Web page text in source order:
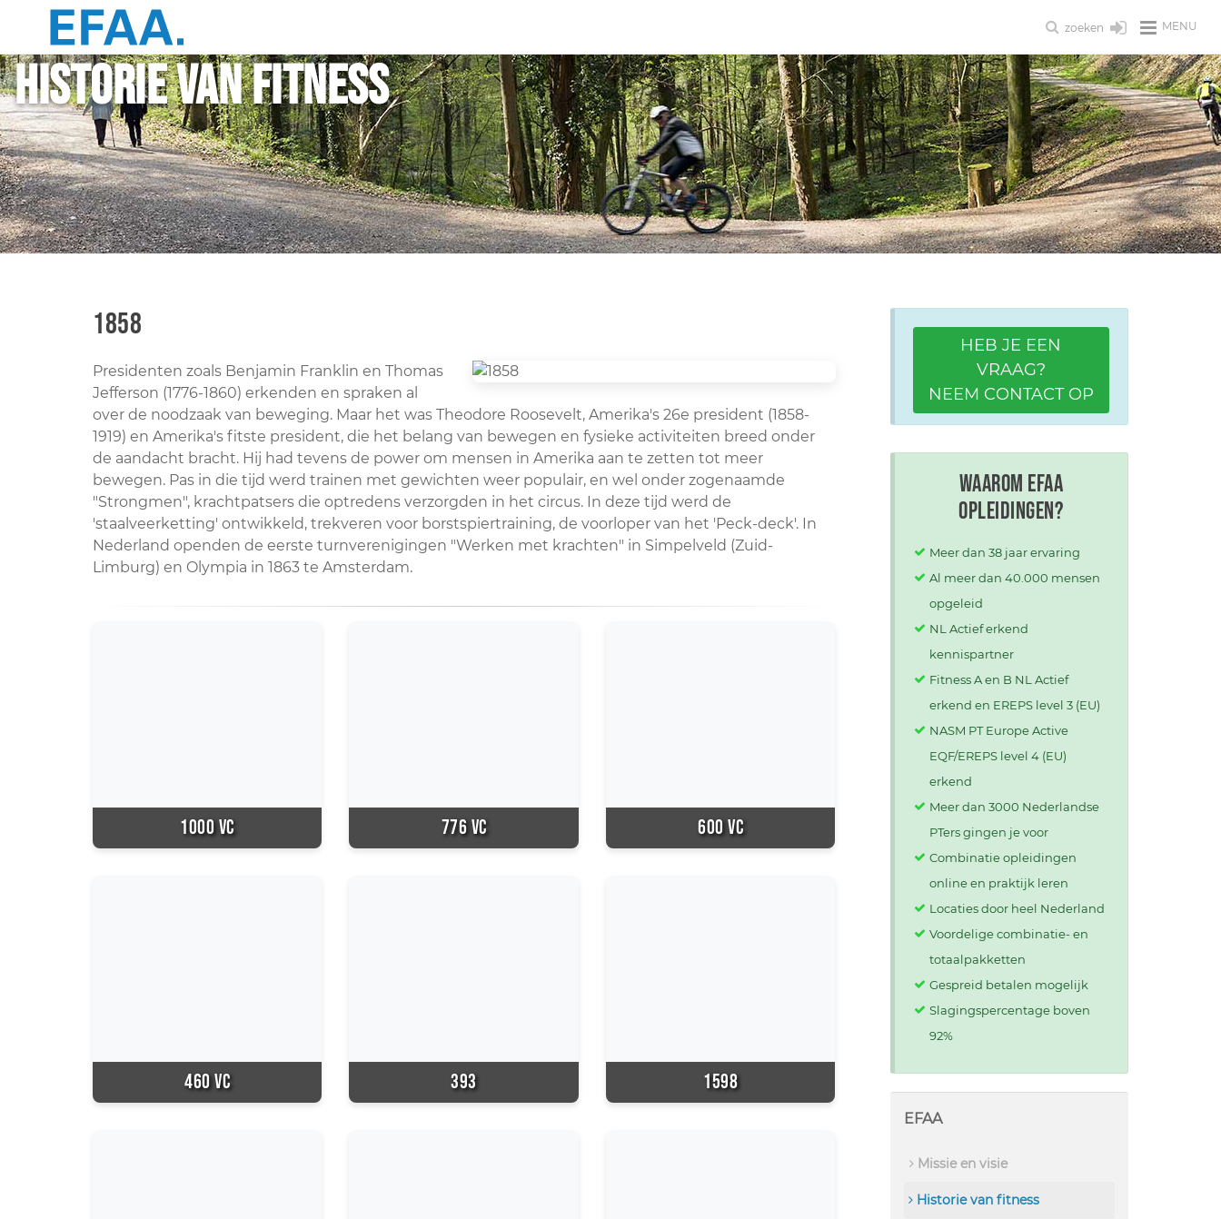
MENU
zoeken
Historie van fitness
1858
Presidenten zoals Benjamin Franklin en Thomas
Jefferson (1776-1860) erkenden en spraken al
over de noodzaak van beweging. Maar het was Theodore Roosevelt, Amerika's 26e president (1858-
1919) en Amerika's fitste president, die het belang van bewegen en fysieke activiteiten breed onder
de aandacht bracht. Hij had tevens de power om mensen in Amerika aan te zetten tot meer
bewegen. Pas in die tijd werd trainen met gewichten weer populair, en wel onder zogenaamde
"Strongmen", krachtpatsers die optredens verzorgden in het circus. In deze tijd werd de
'staalveerketting' ontwikkeld, trekveren voor borstspiertraining, de voorloper van het 'Peck-deck'. In
Nederland openden de eerste turnverenigingen "Werken met krachten" in Simpelveld (Zuid-
Limburg) en Olympia in 1863 te Amsterdam.
1000 VC 776 VC 600 VC
460 VC 393 1598
HEB JE EEN
VRAAG?
NEEM CONTACT OP
Waarom EFAA
opleidingen?
Meer dan 38 jaar ervaring
Al meer dan 40.000 mensen
opgeleid
NL Actief erkend
kennispartner
Fitness A en B NL Actief
erkend en EREPS level 3 (EU)
NASM PT Europe Active
EQF/EREPS level 4 (EU)
erkend
Meer dan 3000 Nederlandse
PTers gingen je voor
Combinatie opleidingen
online en praktijk leren
Locaties door heel Nederland
Voordelige combinatie- en
totaalpakketten
Gespreid betalen mogelijk
Slagingspercentage boven
92%
EFAA
Missie en visie
Historie van fitness